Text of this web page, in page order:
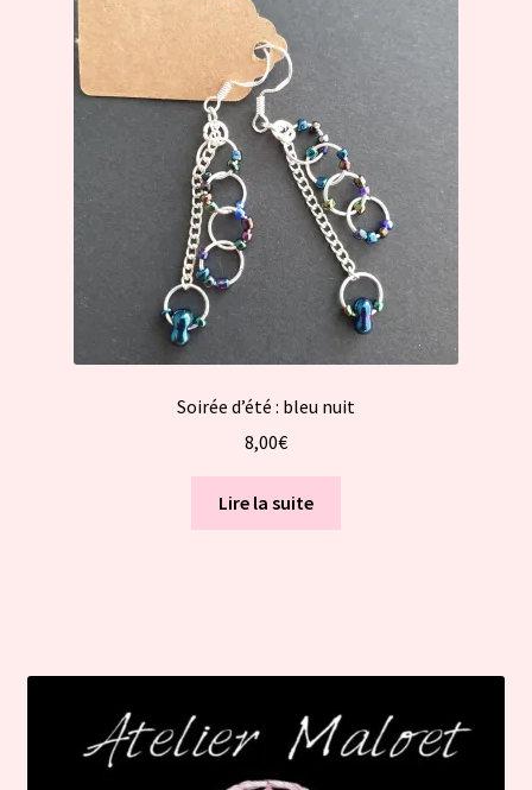
Soirée d’été : bleu nuit
8,00€
Lire la suite